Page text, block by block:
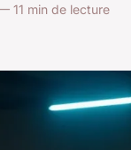
11 min de lecture